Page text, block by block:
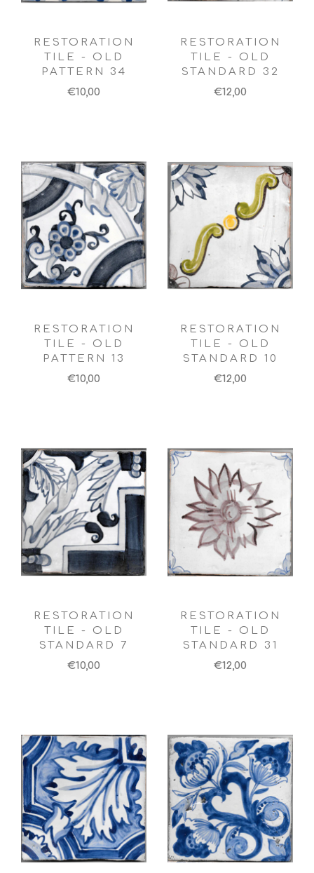
RESTORATION
TILE - OLD
PATTERN 34
€10,00
RESTORATION
TILE - OLD
STANDARD 32
€12,00
RESTORATION
TILE - OLD
PATTERN 13
€10,00
RESTORATION
TILE - OLD
STANDARD 10
€12,00
RESTORATION
TILE - OLD
STANDARD 7
€10,00
RESTORATION
TILE - OLD
STANDARD 31
€12,00